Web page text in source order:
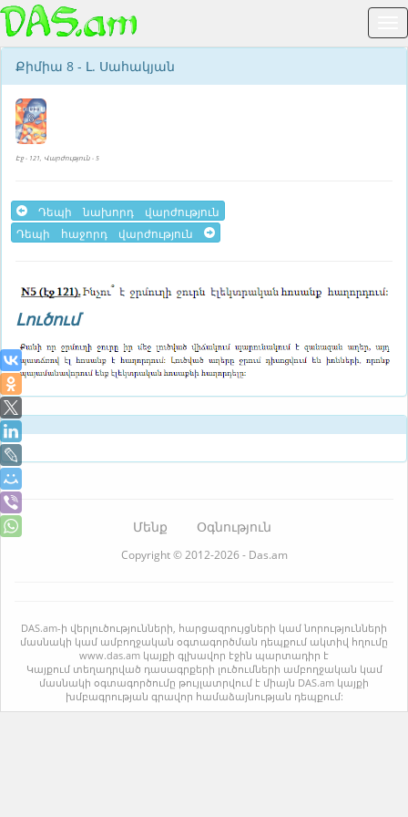
Քիմիա 8 - Լ. Սահակյան
Էջ - 121, Վարժություն - 5
Դեպի նախորդ վարժություն
Դեպի հաջորդ վարժություն
Լուծում
Մենք Օգնություն
Copyright © 2012-2026 - Das.am
DAS.am-ի վերլուծությունների, հարցազրույցների կամ նորությունների
մասնակի կամ ամբողջական օգտագործման դեպքում ակտիվ հղումը
www.das.am կայքի գլխավոր էջին պարտադիր է
Կայքում տեղադրված դասագրքերի լուծումների ամբողջական կամ
մասնակի օգտագործումը թույլատրվում է միայն DAS.am կայքի
խմբագրության գրավոր համաձայնության դեպքում: